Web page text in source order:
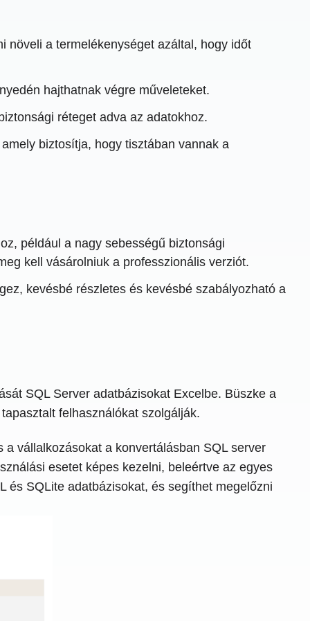
növeli a termelékenységet azáltal, hogy időt
hajthatnak végre műveleteket.
réteget adva az adatokhoz.
biztosítja, hogy tisztában vannak a
például a nagy sebességű biztonsági
kell vásárolniuk a professzionális verziót.
kevésbé részletes és kevésbé szabályozható a
SQL Server adatbázisokat Excelbe. Büszke a
felhasználókat szolgálják.
vállalkozásokat a konvertálásban SQL server
esetet képes kezelni, beleértve az egyes
és SQLite adatbázisokat, és segíthet megelőzni